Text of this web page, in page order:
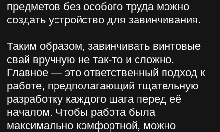
ГЛАВНАЯ
АРЕНДА
W.I.N.S.T.R.O.Y@ya.ru
+7 926 214-98-21
Есть вопросы?